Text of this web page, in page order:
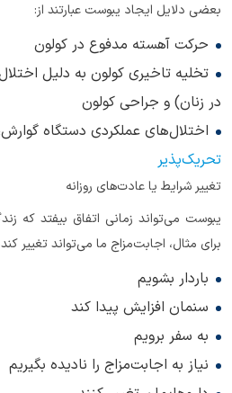
بعضی دلایل ایجاد یبوست عبارتند از:
حرکت آهسته مدفوع در کولون
تخلیه تاخیری کولون به دلیل
در زنان) و جراحی کولون
اختلال‌های عملکردی دستگاه
تحریک‌پذیر
تغییر شرایط یا عادت‌های روزانه
یبوست می‌تواند زمانی اتفاق بیفتد که
برای مثال، اجابت‌مزاج ما می‌تواند تغییر
باردار بشویم
سنمان افزایش پیدا کند
به سفر برویم
نیاز به اجابت‌مزاج را نادیده بگیریم